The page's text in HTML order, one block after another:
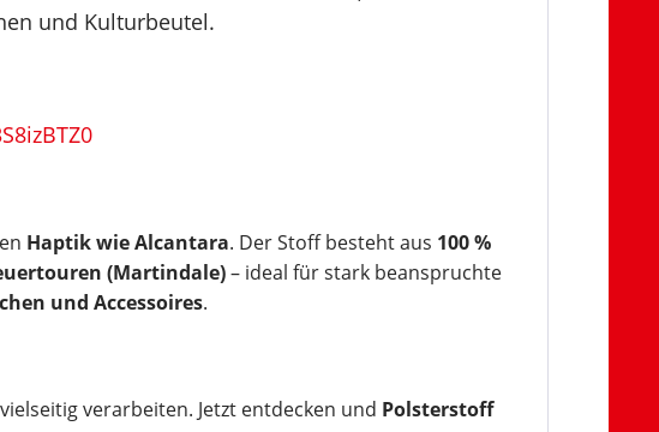
und Kulturbeutel.
Haptik wie Alcantara. Der Stoff besteht aus 100 %
(Martindale)– ideal für stark beanspruchte
und Accessoires.
verarbeiten. Jetzt entdecken und Polsterstoff